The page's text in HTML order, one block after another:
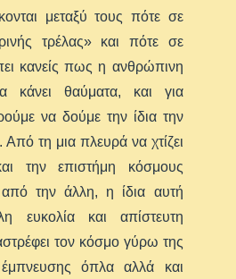
μεταξύ τους πότε σε
τρέλας» και πότε σε
κανείς πως η ανθρώπινη
κάνει θαύματα, και για
να δούμε την ίδια την
τη μια πλευρά να χτίζει
την επιστήμη κόσμους
την άλλη, η ίδια αυτή
ευκολία και απίστευτη
τον κόσμο γύρω της
όπλα αλλά και